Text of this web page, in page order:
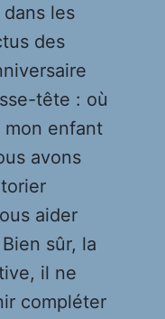
les
des
tête : où
enfant
avons
aider
sûr, la
il ne
compléter